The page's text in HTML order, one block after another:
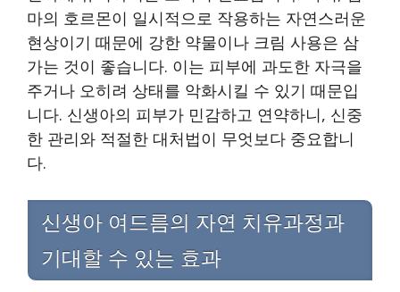
마의 호르몬이 일시적으로 작용하는 자연스러운
현상이기 때문에 강한 약물이나 크림 사용은 삼
가는 것이 좋습니다. 이는 피부에 과도한 자극을
주거나 오히려 상태를 악화시킬 수 있기 때문입
니다. 신생아의 피부가 민감하고 연약하니, 신중
한 관리와 적절한 대처법이 무엇보다 중요합니
다.
신생아 여드름의 자연 치유과정과
기대할 수 있는 효과